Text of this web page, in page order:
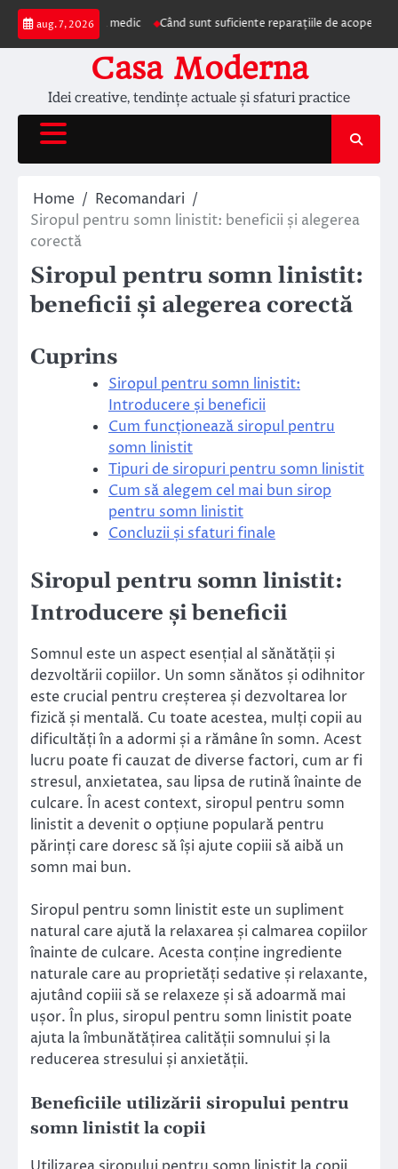
Skip
content
aug. 7, 2026
la medic Când sunt suficiente reparațiile de acoperiș și când
Casa Moderna
Idei creative, tendințe actuale și sfaturi practice
Home
Recomandari
Siropul pentru somn linistit: beneficii și alegerea
corectă
Siropul pentru somn linistit:
beneficii și alegerea corectă
Cuprins
Siropul pentru somn linistit:
Introducere și beneficii
Cum funcționează siropul pentru
somn linistit
Tipuri de siropuri pentru somn linistit
Cum să alegem cel mai bun sirop
pentru somn linistit
Concluzii și sfaturi finale
Siropul pentru somn linistit:
Introducere și beneficii
Somnul este un aspect esențial al sănătății și
dezvoltării copiilor. Un somn sănătos și odihnitor
este crucial pentru creșterea și dezvoltarea lor
fizică și mentală. Cu toate acestea, mulți copii au
dificultăți în a adormi și a rămâne în somn. Acest
lucru poate fi cauzat de diverse factori, cum ar fi
stresul, anxietatea, sau lipsa de rutină înainte de
culcare. În acest context, siropul pentru somn
linistit a devenit o opțiune populară pentru
părinți care doresc să își ajute copiii să aibă un
somn mai bun.
Siropul pentru somn linistit este un supliment
natural care ajută la relaxarea și calmarea copiilor
înainte de culcare. Acesta conține ingrediente
naturale care au proprietăți sedative și relaxante,
ajutând copiii să se relaxeze și să adoarmă mai
ușor. În plus, siropul pentru somn linistit poate
ajuta la îmbunătățirea calității somnului și la
reducerea stresului și anxietății.
Beneficiile utilizării siropului pentru
somn linistit la copii